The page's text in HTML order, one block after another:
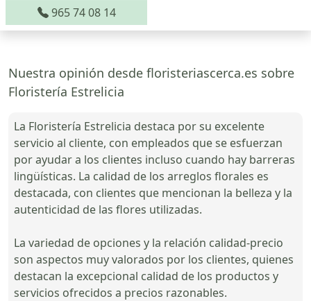
965 74 08 14
Nuestra opinión desde floristeriascerca.es sobre
Floristería Estrelicia
La Floristería Estrelicia destaca por su excelente
servicio al cliente, con empleados que se esfuerzan
por ayudar a los clientes incluso cuando hay barreras
lingüísticas. La calidad de los arreglos florales es
destacada, con clientes que mencionan la belleza y la
autenticidad de las flores utilizadas.
La variedad de opciones y la relación calidad-precio
son aspectos muy valorados por los clientes, quienes
destacan la excepcional calidad de los productos y
servicios ofrecidos a precios razonables.